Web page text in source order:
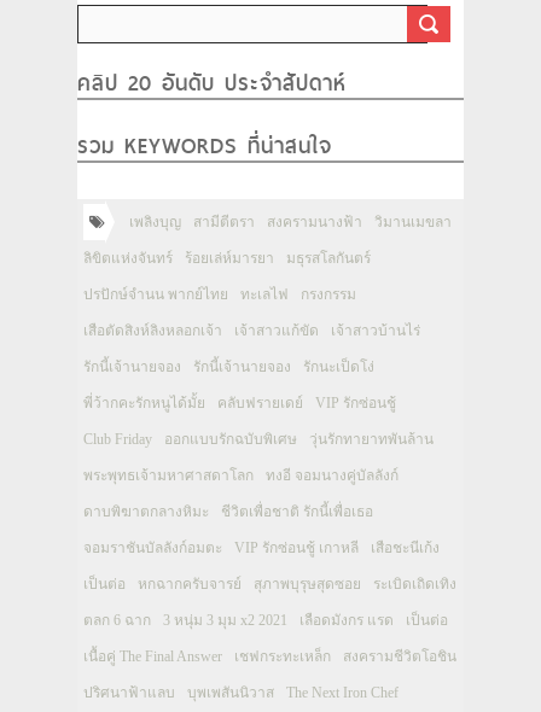
คลิป 20 อันดับ ประจำสัปดาห์
รวม KEYWORDS ที่น่าสนใจ
เพลิงบุญ สามีตีตรา สงครามนางฟ้า วิมานเมขลา
ลิขิตแห่งจันทร์ ร้อยเล่ห์มารยา มธุรสโลกันตร์
ปรปักษ์จำนน พากย์ไทย ทะเลไฟ กรงกรรม
เสือตัดสิงห์ลิงหลอกเจ้า เจ้าสาวแก้ขัด เจ้าสาวบ้านไร่
รักนี้เจ้านายจอง รักนี้เจ้านายจอง รักนะเป็ดโง่
พี่ว้ากคะรักหนูได้มั้ย คลับฟรายเดย์ VIP รักซ่อนชู้
Club Friday ออกแบบรักฉบับพิเศษ วุ่นรักทายาทพันล้าน
พระพุทธเจ้ามหาศาสดาโลก ทงอี จอมนางคู่บัลลังก์
ดาบพิฆาตกลางหิมะ ชีวิตเพื่อชาติ รักนี้เพื่อเธอ
จอมราชันบัลลังก์อมตะ VIP รักซ่อนชู้ เกาหลี เสือชะนีเก้ง
เป็นต่อ หกฉากครับจารย์ สุภาพบุรุษสุดซอย ระเบิดเถิดเทิง
ตลก 6 ฉาก 3 หนุ่ม 3 มุม x2 2021 เลือดมังกร แรด เป็นต่อ
เนื้อคู่ The Final Answer เชฟกระทะเหล็ก สงครามชีวิตโอชิน
ปริศนาฟ้าแลบ บุพเพสันนิวาส The Next Iron Chef